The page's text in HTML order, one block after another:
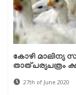
കോഴി മാലിന്യ
താത്പര്യപത്രം
27th of June 2020